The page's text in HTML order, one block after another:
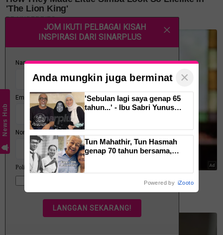
'Ada yang menyalahkan saya
kerana membenarkan anak
mendekati kuda. Sebelum
masuk ke kawasan berpagar
itu, pekerja di situ memang
benarkan kami untuk masuk
dan anggap ia selamat' - Bapa.
5 INFO KUDA
1- Kuda adalah haiwan sensitif dan boleh 'mengesan'
emosi penunggang atau pemiliknya. Ia mempunyai
News Hub
Anda mungkin juga berminat ×
'Sebulan lagi saya genap 65
tahun...' - Ibu Sabri Yunus
Tun Mahathir, Tun Hasmah
genap 70 tahun bersama,
Powered by iZooto